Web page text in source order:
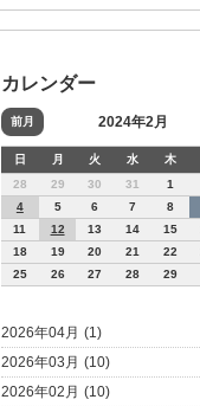
カレンダー
前月 2024年2月
日 月 火 水 木
28
29 30 31 1
4
5 6 7 8
11
12 13 14 15
18
19 20 21 22
25
26 27 28 29
2026年04月 (1)
2026年03月 (10)
2026年02月 (10)